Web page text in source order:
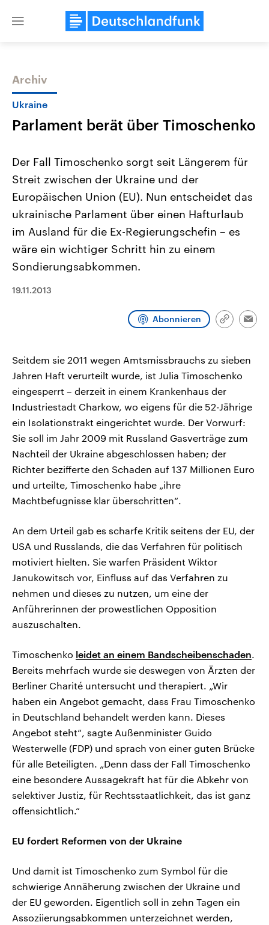
Close
Themen
Landtagswahl Sachsen-Anhalt
2026
Alle Informationen
Sachsen-Anhalt wählt am 6.
September 2026 einen neuen
Landtag. Seit 2021 wird das
Bundesland von einer Koalition aus
Umfragen, Prognosen,
Wahlprogramme, aktuelle Berichte
und Kandidaten der anstehenden
USA
Aktuelle Beiträge,
Hintergründe
Wirtschaftlich und
gehören die Vereinigten
Archiv
Ukraine
Parlament berät über Timoschenko
Der Fall Timoschenko sorgt seit Längerem für
Streit zwischen der Ukraine und der
Europäischen Union (EU). Nun entscheidet das
ukrainische Parlament über einen Hafturlaub
im Ausland für die Ex-Regierungschefin – es
wäre ein wichtiger Schritt hin zu einem
Sondierungsabkommen.
19.11.2013
Abonnieren
Link
Seitdem sie 2011 wegen Amtsmissbrauchs zu sieben
Jahren Haft verurteilt wurde, ist Julia Timoschenko
eingesperrt – derzeit in einem Krankenhaus der
Industriestadt Charkow, wo eigens für die 52-Jährige
ein Isolationstrakt eingerichtet wurde. Der Vorwurf:
Sie soll im Jahr 2009 mit Russland Gasverträge zum
Nachteil der Ukraine abgeschlossen haben; der
Richter bezifferte den Schaden auf 137 Millionen Euro
und urteilte, Timoschenko habe „ihre
Machtbefugnisse klar überschritten“.
An dem Urteil gab es scharfe Kritik seitens der EU, der
USA und Russlands, die das Verfahren für politisch
motiviert hielten. Sie warfen Präsident Wiktor
Janukowitsch vor, Einfluss auf das Verfahren zu
nehmen und dieses zu nutzen, um eine der
Anführerinnen der prowestlichen Opposition
auszuschalten.
Timoschenko leidet an einem Bandscheibenschaden.
Bereits mehrfach wurde sie deswegen von Ärzten der
Berliner Charité untersucht und therapiert. „Wir
haben ein Angebot gemacht, dass Frau Timoschenko
in Deutschland behandelt werden kann. Dieses
Angebot steht“, sagte Außenminister Guido
Westerwelle (FDP) und sprach von einer guten Brücke
für alle Beteiligten. „Denn dass der Fall Timoschenko
eine besondere Aussagekraft hat für die Abkehr von
selektiver Justiz, für Rechtsstaatlichkeit, das ist ganz
offensichtlich.“
EU fordert Reformen von der Ukraine
Und damit ist Timoschenko zum Symbol für die
schwierige Annäherung zwischen der Ukraine und
der EU geworden. Eigentlich soll in zehn Tagen ein
Assoziierungsabkommen unterzeichnet werden,